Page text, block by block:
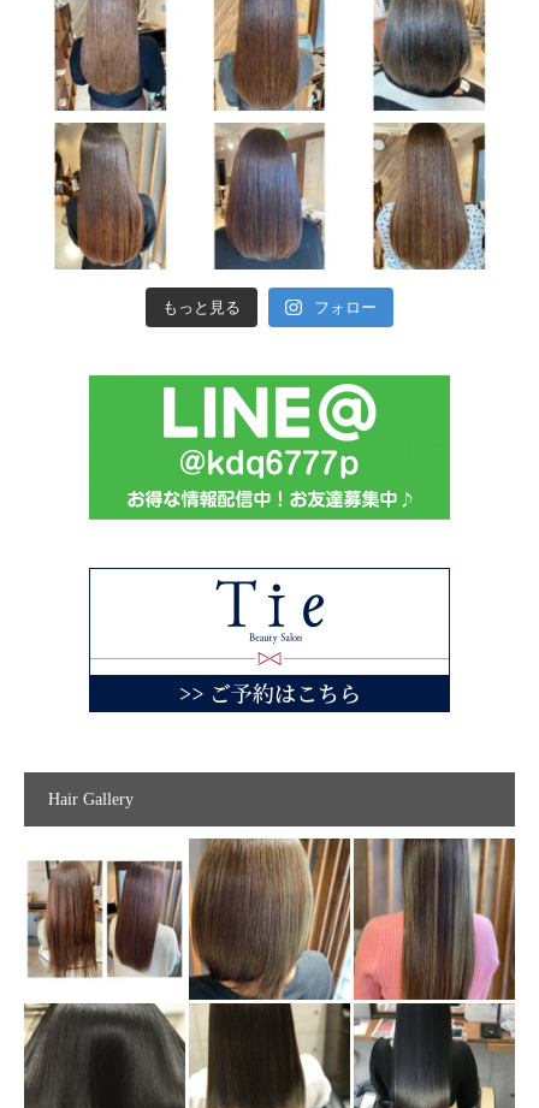
もっと見る フォロー
Hair Gallery